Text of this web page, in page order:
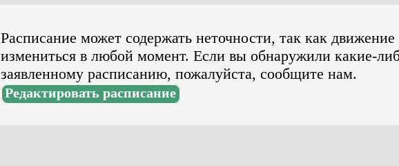
Расписание может содержать неточности, так как
измениться в любой момент. Если вы обнаружили какие-
заявленному расписанию, пожалуйста, сообщите нам.
Редактировать расписание